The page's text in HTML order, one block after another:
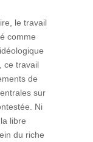
le travail
comme
ce travail
de
sur
Ni
libre
du riche